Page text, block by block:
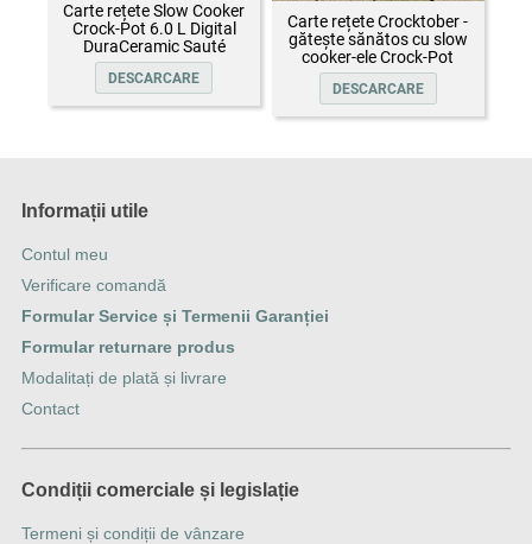
Carte rețete Slow Cooker
Crock-Pot 6.0 L Digital
DuraCeramic Sauté
DESCARCARE
Carte rețete Crocktober -
gătește sănătos cu slow
cooker-ele Crock-Pot
DESCARCARE
Informații utile
Contul meu
Verificare comandă
Formular Service și Termenii Garanției
Formular returnare produs
Modalitați de plată și livrare
Contact
Condiții comerciale și legislație
Termeni și condiții de vânzare